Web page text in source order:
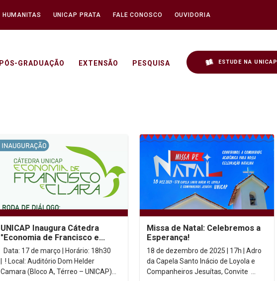
HUMANITAS UNICAP PRATA FALE CONOSCO OUVIDORIA
PÓS-GRADUAÇÃO EXTENSÃO PESQUISA ESTUDE NA UNICAP
UNICAP Inaugura Cátedra
"Economia de Francisco e
Clara" com Roda de Diálogo
| ! Local: Auditório Dom Helder
Camara (Bloco A, Térreo – UNICAP)
Missa de Natal: Celebremos a
Esperança!
18 de dezembro de 2025 | 17h | Adro
da Capela Santo Inácio de Loyola e
Companheiros Jesuítas, Convite